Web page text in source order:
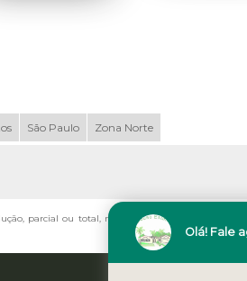
São Paulo Zona Norte
parcial ou total, mesmo citando nossos links, é
Olá! Fale